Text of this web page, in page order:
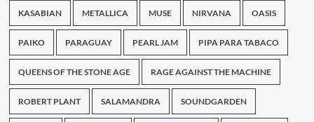
KASABIAN METALLICA MUSE NIRVANA OASIS
PAIKO PARAGUAY PEARL JAM PIPA PARA TABACO
QUEENS OF THE STONE AGE RAGE AGAINST THE MACHINE
ROBERT PLANT SALAMANDRA SOUNDGARDEN